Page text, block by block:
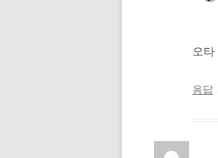
오타
응답